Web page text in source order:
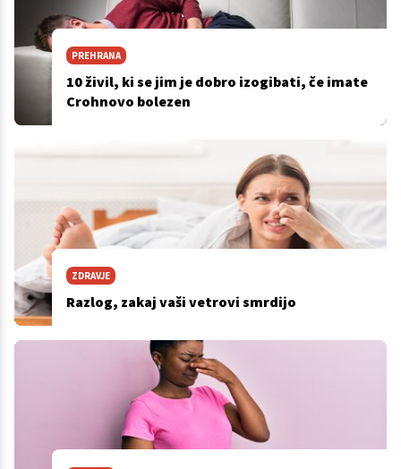
PREHRANA
10 živil, ki se jim je dobro izogibati, če imate
Crohnovo bolezen
ZDRAVJE
Razlog, zakaj vaši vetrovi smrdijo